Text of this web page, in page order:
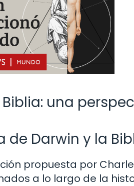
una
Darwin y la
propuesta por
a lo largo de la